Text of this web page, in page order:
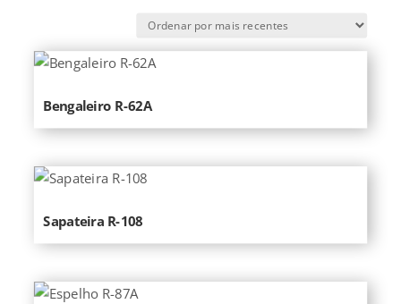
mais
recentes
Bengaleiro R-62A
Sapateira R-108